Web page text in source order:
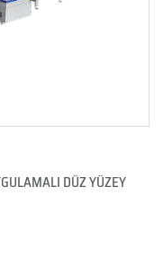
DÜZ YÜZEY